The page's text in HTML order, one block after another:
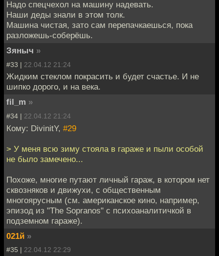
Надо спецчехол на машину надевать.
Наши деды знали в этом толк.
Машина чистая, зато сам перепачкаешься, пока
разложешь-соберёшь.
Зяныч »
#33 | 22.04.12 21:24
Жидким стеклом покрасить и будет счастье. И не
шипко дорого, и на века.
fil_m »
#34 | 22.04.12 21:24
Кому: DivinitY, #29
> У меня всю зиму стояла в гараже и пыли особой
не было замечено...
Похоже, многие путают личный гараж, в котором нет
сквозняков и движухи, с общественным
многоярусным (см. американское кино, например,
эпизод из "The Sopranos" с психоаналитичкой в
подземном гараже).
021й »
#35 | 22.04.12 22:29